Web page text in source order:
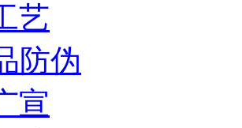
艺
防伪
宣